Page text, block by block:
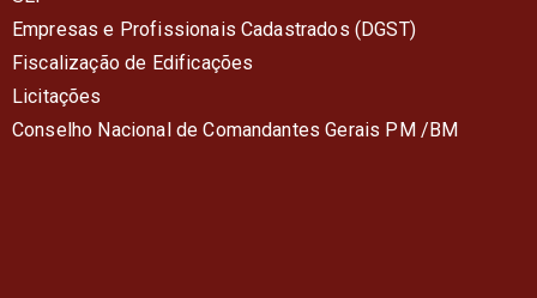
Empresas e Profissionais Cadastrados (DGST)
Fiscalização de Edificações
Licitações
Conselho Nacional de Comandantes Gerais PM /BM